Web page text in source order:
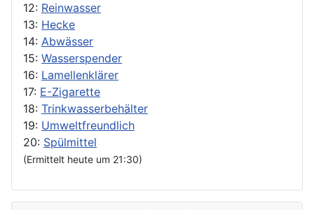
12: Reinwasser
13: Hecke
14: Abwässer
15: Wasserspender
16: Lamellenklärer
17: E-Zigarette
18: Trinkwasserbehälter
19: Umweltfreundlich
20: Spülmittel
(Ermittelt heute um 21:30)